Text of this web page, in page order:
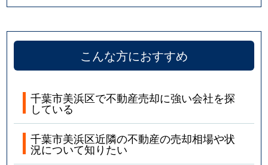
こんな方におすすめ
千葉市美浜区で不動産売却に強い会社を探
している
千葉市美浜区近隣の不動産の売却相場や状
況について知りたい